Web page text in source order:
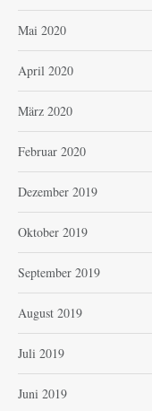
Mai 2020
April 2020
März 2020
Februar 2020
Dezember 2019
Oktober 2019
September 2019
August 2019
Juli 2019
Juni 2019